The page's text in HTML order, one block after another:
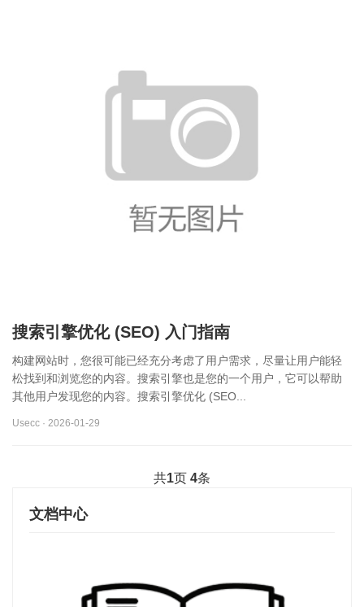
搜索引擎优化 (SEO) 入门指南
构建网站时，您很可能已经充分考虑了用户需求，尽量让用户能轻
松找到和浏览您的内容。搜索引擎也是您的一个用户，它可以帮助
其他用户发现您的内容。搜索引擎优化 (SEO...
Usecc · 2026-01-29
共1页 4条
文档中心